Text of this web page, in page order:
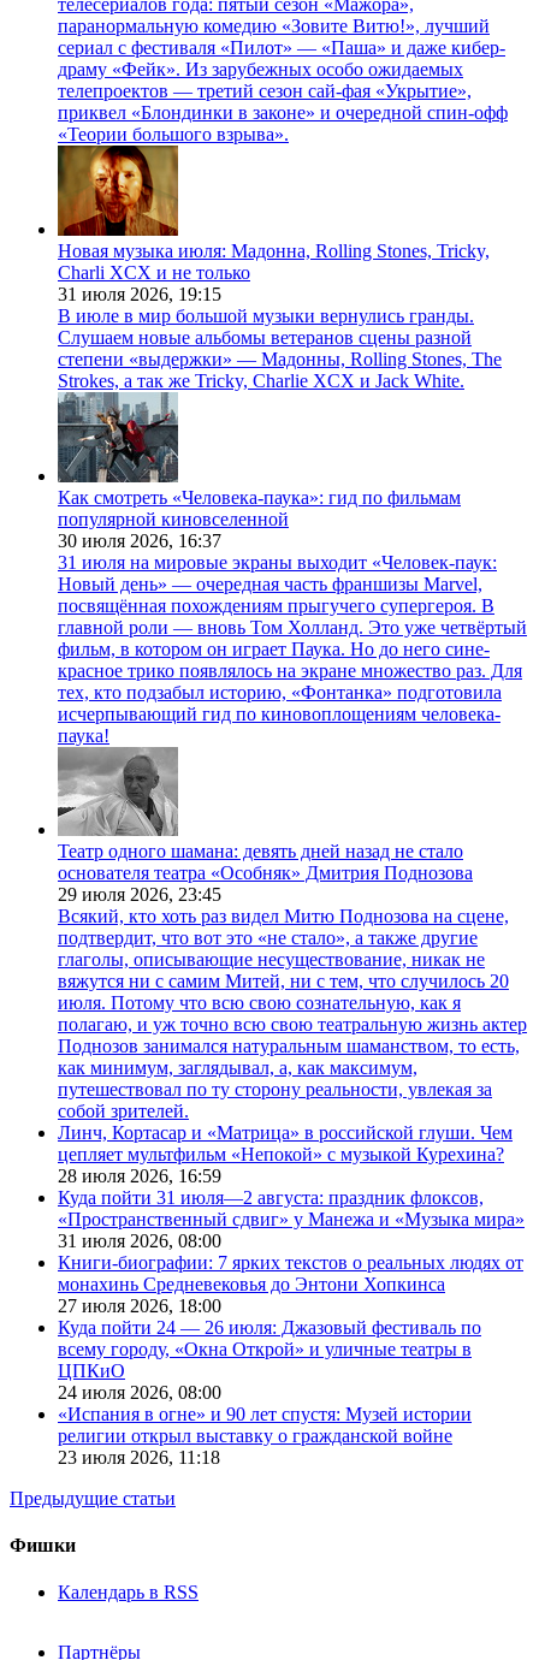
паранормальную комедию «Зовите Витю!», лучший
сериал с фестиваля «Пилот» — «Паша» и даже кибер-
драму «Фейк». Из зарубежных особо ожидаемых
телепроектов — третий сезон сай-фая «Укрытие»,
приквел «Блондинки в законе» и очередной спин-офф
«Теории большого взрыва».
Новая музыка июля: Мадонна, Rolling Stones, Tricky,
Charli XCX и не только
31 июля 2026, 19:15
В июле в мир большой музыки вернулись гранды.
Слушаем новые альбомы ветеранов сцены разной
степени «выдержки» — Мадонны, Rolling Stones, The
Strokes, а так же Tricky, Charlie XCX и Jack White.
Как смотреть «Человека-паука»: гид по фильмам
популярной киновселенной
30 июля 2026, 16:37
31 июля на мировые экраны выходит «Человек-паук:
Новый день» — очередная часть франшизы Marvel,
посвящённая похождениям прыгучего супергероя. В
главной роли — вновь Том Холланд. Это уже четвёртый
фильм, в котором он играет Паука. Но до него сине-
красное трико появлялось на экране множество раз. Для
тех, кто подзабыл историю, «Фонтанка» подготовила
исчерпывающий гид по киновоплощениям человека-
паука!
Театр одного шамана: девять дней назад не стало
основателя театра «Особняк» Дмитрия Поднозова
29 июля 2026, 23:45
Всякий, кто хоть раз видел Митю Поднозова на сцене,
подтвердит, что вот это «не стало», а также другие
глаголы, описывающие несуществование, никак не
вяжутся ни с самим Митей, ни с тем, что случилось 20
июля. Потому что всю свою сознательную, как я
полагаю, и уж точно всю свою театральную жизнь актер
Поднозов занимался натуральным шаманством, то есть,
как минимум, заглядывал, а, как максимум,
путешествовал по ту сторону реальности, увлекая за
собой зрителей.
Линч, Кортасар и «Матрица» в российской глуши. Чем
цепляет мультфильм «Непокой» с музыкой Курехина?
28 июля 2026, 16:59
Куда пойти 31 июля—2 августа: праздник флоксов,
«Пространственный сдвиг» у Манежа и «Музыка мира»
31 июля 2026, 08:00
Книги-биографии: 7 ярких текстов о реальных людях от
монахинь Средневековья до Энтони Хопкинса
27 июля 2026, 18:00
Куда пойти 24 — 26 июля: Джазовый фестиваль по
всему городу, «Окна Открой» и уличные театры в
ЦПКиО
24 июля 2026, 08:00
«Испания в огне» и 90 лет спустя: Музей истории
религии открыл выставку о гражданской войне
23 июля 2026, 11:18
Предыдущие статьи
Фишки
Календарь в RSS
Партнёры